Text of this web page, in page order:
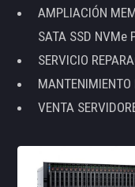
AMPLIACIÓN
SATA SSD NVMe
SERVICIO
VENTA